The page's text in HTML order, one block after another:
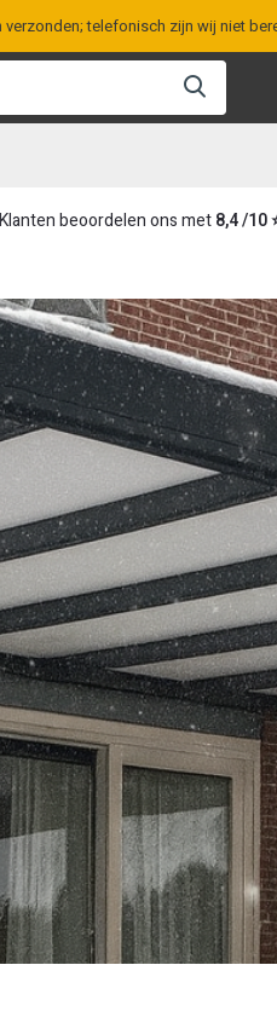
telefonisch zijn wij niet
Klanten beoordelen ons met8,4 /10